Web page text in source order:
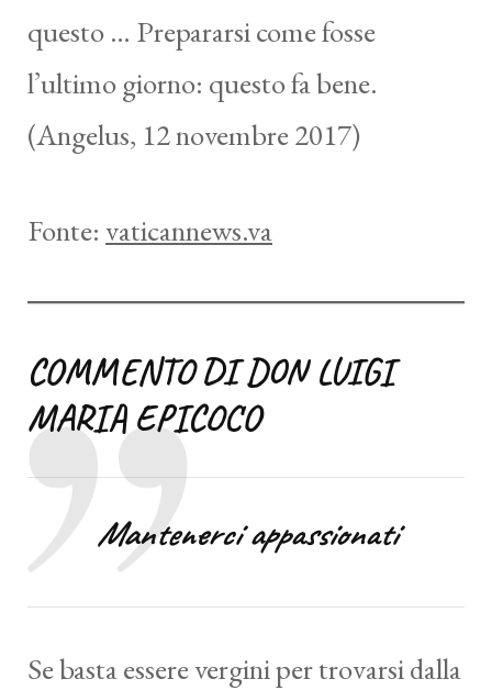
questo … Prepararsi come fosse
l’ultimo giorno: questo fa bene.
(Angelus, 12 novembre 2017)
Fonte: vaticannews.va
COMMENTO DI DON LUIGI
MARIA EPICOCO
Mantenerci appassionati
Se basta essere vergini per trovarsi dalla